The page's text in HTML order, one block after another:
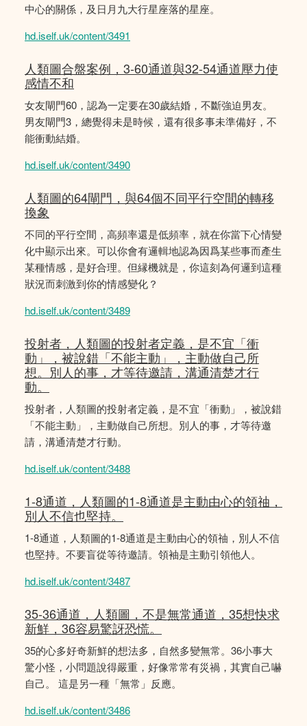
中心的關係，及日月九大行星座落的星座。
hd.iself.uk/content/3491
人類圖合盤案例，3-60通道與32-54通道壓力使
感情不和
女友閘門60，認為一定要在30歲結婚，不斷強迫男友。
男友閘門3，總覺得未是時候，還有很多事未準備好，不
能衝動結婚。
hd.iself.uk/content/3490
人類圖的64閘門，與64個不同平行空間的轉移
換象
不同的平行空間，高頻率還是低頻率，就在你當下心情變
化中顯示出來。可以你會有邏輯地認為因爲某些事而產生
某種情感，是好合理。但縁機就是，你這刻為何邏到這種
狀況而刺激到你的情感變化？
hd.iself.uk/content/3489
投射者，人類圖的投射者定義，是不宜「衝
動」，被說錯「不能主動」，主動做自己所
想。別人的事，才等待邀請，溝通清楚才行
動。
投射者，人類圖的投射者定義，是不宜「衝動」，被說錯
「不能主動」，主動做自己所想。別人的事，才等待邀
請，溝通清楚才行動。
hd.iself.uk/content/3488
1-8通道，人類圖的1-8通道是主動由心的領䄂，
別人不信也堅持。
1-8通道，人類圖的1-8通道是主動由心的領䄂，別人不信
也堅持。不要盲從等待邀請。領袖是主動引領他人。
hd.iself.uk/content/3487
35-36通道，人類圖，不是無常通道，35想快求
新鮮，36容易驚訝恐慌。
35的心多好奇新鮮的想法多，自然多變無常。36小事大
驚小怪，小問題說得嚴重，好像常常有災禍，其實自己嚇
自己。 這是另一種「無常」反應。
hd.iself.uk/content/3486